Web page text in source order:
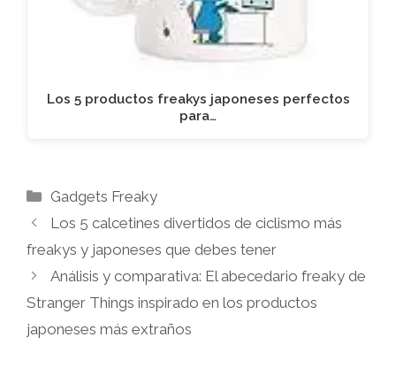
Los 5 productos freakys japoneses perfectos
para…
Categorías
Gadgets Freaky
Los 5 calcetines divertidos de ciclismo más
freakys y japoneses que debes tener
Análisis y comparativa: El abecedario freaky de
Stranger Things inspirado en los productos
japoneses más extraños